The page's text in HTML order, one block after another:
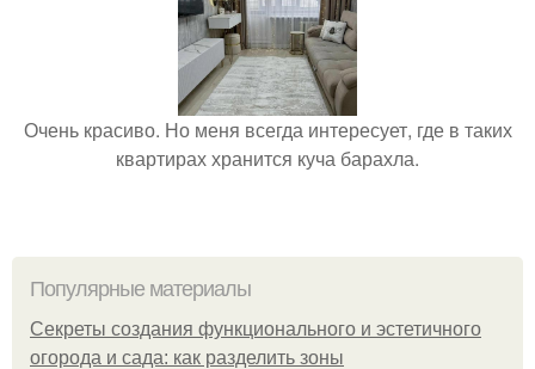
Очень красиво. Но меня всегда интересует, где в таких
квартирах хранится куча барахла.
Популярные материалы
Секреты создания функционального и эстетичного
огорода и сада: как разделить зоны